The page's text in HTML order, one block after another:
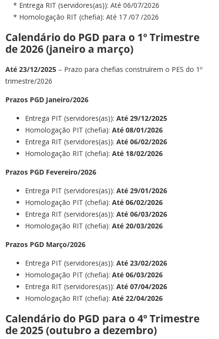
* Entrega RIT (servidores(as)): Até 06/07/2026
* Homologação RIT (chefia): Até 17 /07 /2026
Calendário do PGD para o 1º Trimestre
de 2026 (janeiro a março)
Até 23/12/2025 – Prazo para chefias construírem o PES do 1º
trimestre/2026
Prazos PGD Janeiro/2026
Entrega PIT (servidores(as)):Até 29/12/2025
Homologação PIT (chefia):Até 08/01/2026
Entrega RIT (servidores(as)):Até 06/02/2026
Homologação RIT (chefia):Até 18/02/2026
Prazos PGD Fevereiro/2026
Entrega PIT (servidores(as)):Até 29/01/2026
Homologação PIT (chefia):Até 06/02/2026
Entrega RIT (servidores(as)):Até 06/03/2026
Homologação RIT (chefia):Até 20/03/2026
Prazos PGD Março/2026
Entrega PIT (servidores(as)):Até 23/02/2026
Homologação PIT (chefia):Até 06/03/2026
Entrega RIT (servidores(as)):Até07/04/2026
Homologação RIT (chefia):Até 22/04/2026
Calendário do PGD para o 4º Trimestre
de 2025 (outubro a dezembro)